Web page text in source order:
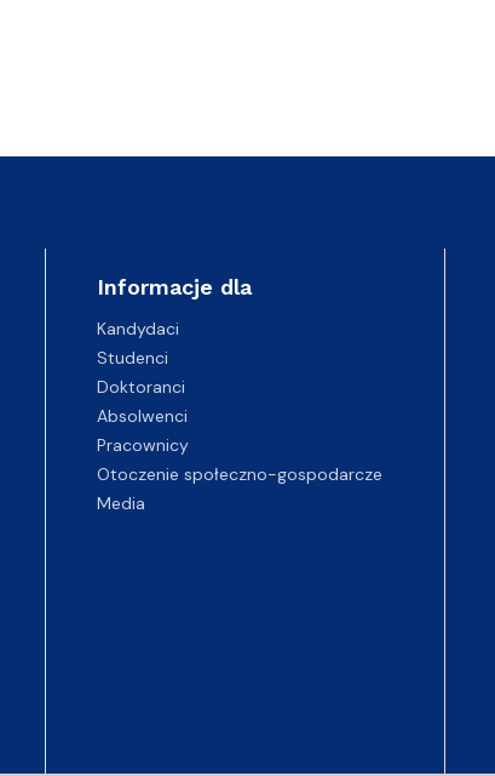
Informacje dla
Kandydaci
Studenci
Doktoranci
Absolwenci
Pracownicy
Otoczenie społeczno-gospodarcze
Media